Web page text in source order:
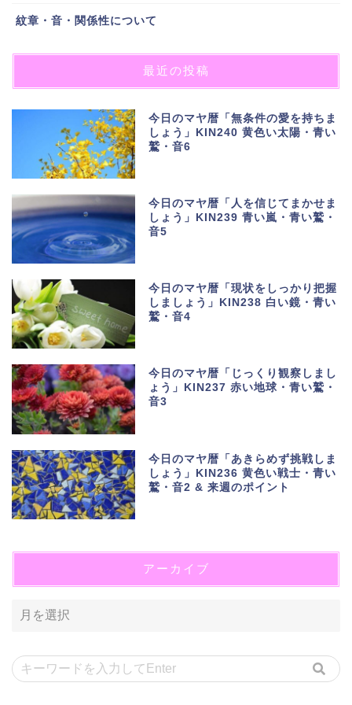
紋章・音・関係性について
最近の投稿
今日のマヤ暦「無条件の愛を持ちま
しょう」KIN240 黄色い太陽・青い
鷲・音6
今日のマヤ暦「人を信じてまかせま
しょう」KIN239 青い嵐・青い鷲・
音5
今日のマヤ暦「現状をしっかり把握
しましょう」KIN238 白い鏡・青い
鷲・音4
今日のマヤ暦「じっくり観察しまし
ょう」KIN237 赤い地球・青い鷲・
音3
今日のマヤ暦「あきらめず挑戦しま
しょう」KIN236 黄色い戦士・青い
鷲・音2 & 来週のポイント
アーカイブ